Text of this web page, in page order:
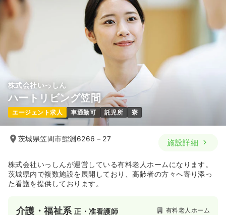
詳細を見る
株式会社いっしん
ハートリビング笠間
エージェント求人 車通勤可 託児所 寮
茨城県笠間市鯉淵6266－27 施設詳細
株式会社いっしんが運営している有料老人ホームになります。
茨城県内で複数施設を展開しており、高齢者の方々へ寄り添っ
た看護を提供しております。
介護・福祉系正・准看護師 有料老人ホーム